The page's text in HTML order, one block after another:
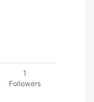
1
Followers